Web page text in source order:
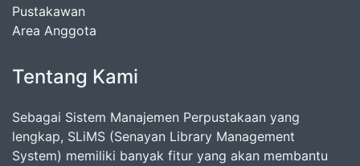
Pustakawan
Area Anggota
Tentang Kami
Sebagai Sistem Manajemen Perpustakaan yang
lengkap, SLiMS (Senayan Library Management
System) memiliki banyak fitur yang akan membantu